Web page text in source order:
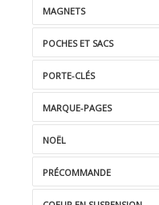
MAGNETS
POCHES ET SACS
PORTE-CLÉS
MARQUE-PAGES
NOËL
PRÉCOMMANDE